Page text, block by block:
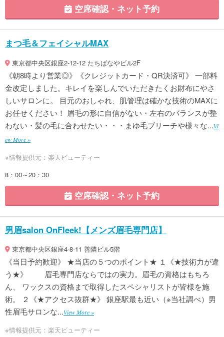
空席確認・ネット予約
まつ毛＆フェイシャルMAX
東京都中央区銀座2-12-12 たちばなやビル2F
《朝8時より営業◎》《クレジットカード・QR決済可》 一部料
金改定しました。キレイを楽しんでいただきたくお財布にやさ
しいサロンに。 目元のおしゃれ、肌管理は確かな技術のMAXに
お任せください！ 眉毛の形に自信がない・左右のバランスが整
わない・髪の毛に合わせたい・・・まゆ毛ブリーチや様々な...Vi
ew More »
※情報提供元：楽天ビューティー
8：00～20：30
空席確認・ネット予約
男眉salon OnFleek!【メンズ眉毛専門店】
東京都中央区銀座4-8-11 善隣ビル5階
《当日予約歓迎》 ★当店の５つのポイント★ １《★技術力が違
う★》 眉毛専門店ならではの実力。眉毛の資格はもちろ
ん、 ワックスの資格まで取得したスペシャリストが皆様を施
術。 ２《★アクセス抜群★》 銀座駅最も近い（※当社調べ）男
性眉毛サロンな...View More »
※情報提供元：楽天ビューティー